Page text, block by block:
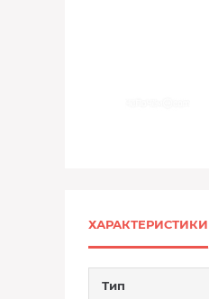
ХАРАКТЕРИСТИКИ
Тип